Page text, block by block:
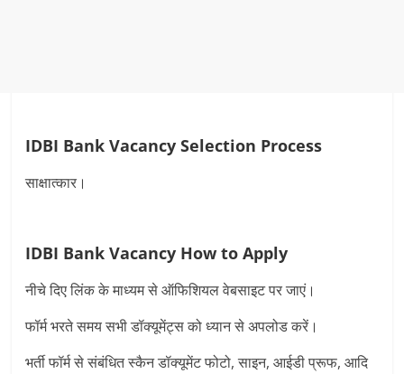
IDBI Bank VacancySelection Process
साक्षात्कार।
IDBI Bank Vacancy How to Apply
नीचे दिए लिंक के माध्यम से ऑफिशियल वेबसाइट पर जाएं।
फॉर्म भरते समय सभी डॉक्यूमेंट्स को ध्यान से अपलोड करें।
भर्ती फॉर्म से संबंधित स्कैन डॉक्यूमेंट फोटो, साइन, आईडी प्रूफ, आदि